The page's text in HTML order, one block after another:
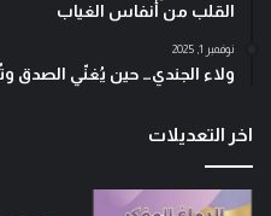
القلب من أنفاس الغياب
نوفمبر 1, 2025
ولاء الجندي… حين يُغنّي الصدق
اخر التعديلات